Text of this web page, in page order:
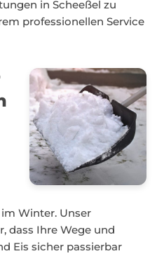
in Scheeßel zu
professionellen Service
Winter. Unser
dass Ihre Wege und
Eis sicher passierbar